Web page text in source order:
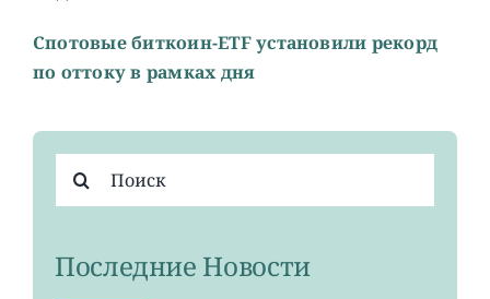
Cпотовые биткоин-ETF установили рекорд
по оттоку в рамках дня
поиска:
Последние Новости